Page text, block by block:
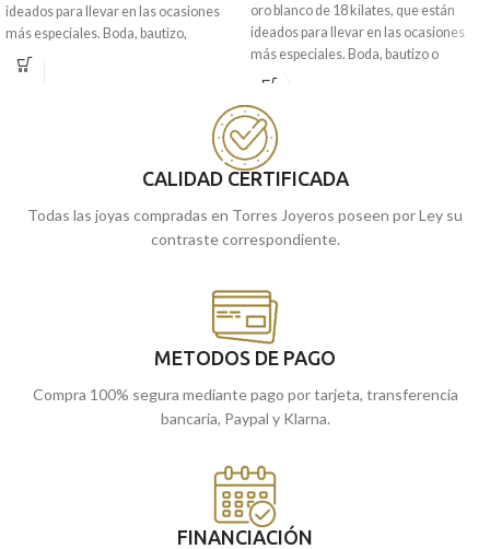
ideados para llevar en las ocasiones
más especiales. Boda, bautizo,
comunión, en definitiva, cualquier
evento al que necesites ir arreglada.
perla cultivada que cuelga de un carril
de circonitas engastadas que te harán
tiendas de Málaga, o si lo encargas
online, te lo enviamos a casa.
oro blanco de 18 kilates, que están
ideados para llevar en las ocasiones
más especiales. Boda, bautizo o
comunión, en definitiva, cualquier
Además, vienen acompañados por una
perla cultivada que cuelga de un carril
de circonitas engastadas que te harán
brillar.
Puedes encontrarlo en nuestras
tiendas de Málaga, o si lo encargas
CALIDAD CERTIFICADA
Todas las joyas compradas en Torres Joyeros poseen por Ley su
contraste correspondiente.
METODOS DE PAGO
Compra 100% segura mediante pago por tarjeta, transferencia
bancaria, Paypal y Klarna.
FINANCIACIÓN